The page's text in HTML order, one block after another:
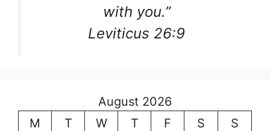
with you.”
Leviticus 26:9
August 2026
M
T W T F S
S